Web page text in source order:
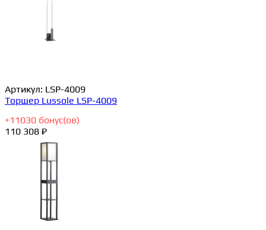
Артикул: LSP-4009
Торшер Lussole LSP-4009
+11030 бонус(ов)
110 308 ₽